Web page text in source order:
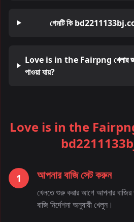
গেমটি কি
Love is in the Fairpng খেলার
পাওয়া যায়?
Love is in the Fairpng -
1 আপনার বাজি সেট করুন
খেলতে শুরু করার আগে আপনার বাজির
বাজি নির্দেশনা অনুযায়ী খেলুন।